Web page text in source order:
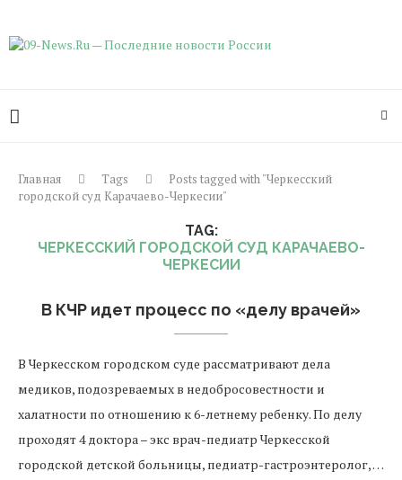
Главная Tags
Posts tagged with "Черкесский
городской суд Карачаево-Черкесии"
TAG:
ЧЕРКЕССКИЙ ГОРОДСКОЙ СУД КАРАЧАЕВО-
ЧЕРКЕСИИ
В КЧР идет процесс по «делу врачей»
В Черкесском городском суде рассматривают дела
медиков, подозреваемых в недобросовестности и
халатности по отношению к 6-летнему ребенку. По делу
проходят 4 доктора – экс врач-педиатр Черкесской
городской детской больницы, педиатр-гастроэнтеролог, …